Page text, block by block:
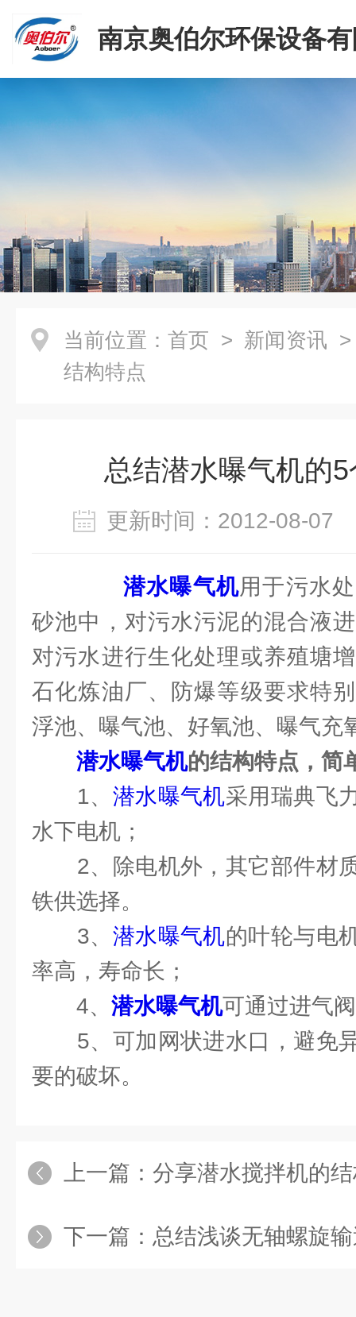
南京奥伯尔环保设备
当前位置： 首页 > 新闻资讯
结构特点
总结潜水曝气机的
更新时间：2012-08-
潜水曝气机用于污水
砂池中，对污水污泥的混合液
对污水进行生化处理或养殖塘
石化炼油厂、防爆等级要求特
浮池、曝气池、好氧池、曝气充
潜水曝气机的结构特点，简
1、 潜水曝气机采用瑞典飞
水下电机；
2、除电机外，其它部件材
铁供选择。
3、 潜水曝气机的叶轮与电
率高，寿命长；
4、 潜水曝气机可通过进气
5、可加网状进水口，避免
要的破坏。
上一篇： 分享潜水搅拌机的
下一篇： 总结浅谈无轴螺旋